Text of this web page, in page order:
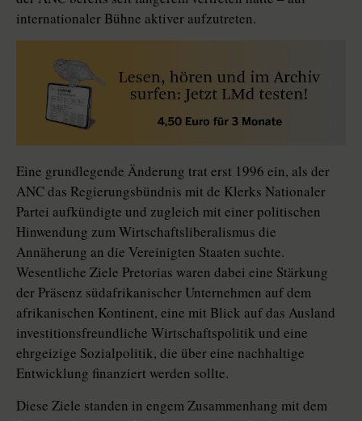
internationaler Bühne aktiver aufzutreten.
Eine grundlegende Änderung trat erst 1996 ein, als der
ANC das Regierungsbündnis mit de Klerks Nationaler
Partei aufkündigte und zugleich mit einer politischen
Hinwendung zum Wirtschaftsliberalismus die
Annäherung an die Vereinigten Staaten suchte.
Wesentliche Ziele Pretorias waren dabei eine Stärkung
der Präsenz südafrikanischer Unternehmen auf dem
afrikanischen Kontinent, eine mit Blick auf das Ausland
investitionsfreundliche Wirtschaftspolitik und eine
ehrgeizige Sozialpolitik, die über eine nachhaltige
Entwicklung finanziert werden sollte.
Diese Ziele standen in engem Zusammenhang mit dem